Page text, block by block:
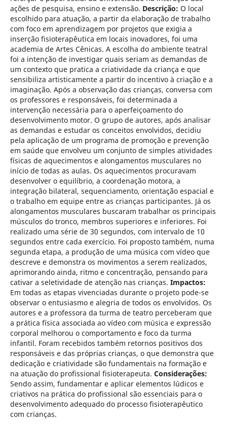
ações de pesquisa, ensino e extensão. Descrição: O local
escolhido para atuação, a partir da elaboração de trabalho
com foco em aprendizagem por projetos que exigia a
inserção fisioterapêutica em locais inovadores, foi uma
academia de Artes Cênicas. A escolha do ambiente teatral
foi a intenção de investigar quais seriam as demandas de
um contexto que pratica a criatividade da criança e que
sensibiliza artisticamente a partir do incentivo à criação e a
imaginação. Após a observação das crianças, conversa com
os professores e responsáveis, foi determinada a
intervenção necessária para o aperfeiçoamento do
desenvolvimento motor. O grupo de autores, após analisar
as demandas e estudar os conceitos envolvidos, decidiu
pela aplicação de um programa de promoção e prevenção
em saúde que envolveu um conjunto de simples atividades
físicas de aquecimentos e alongamentos musculares no
início de todas as aulas. Os aquecimentos procuravam
desenvolver o equilíbrio, a coordenação motora, a
integração bilateral, sequenciamento, orientação espacial e
o trabalho em equipe entre as crianças participantes. Já os
alongamentos musculares buscaram trabalhar os principais
músculos do tronco, membros superiores e inferiores. Foi
realizado uma série de 30 segundos, com intervalo de 10
segundos entre cada exercício. Foi proposto também, numa
segunda etapa, a produção de uma música com vídeo que
descreve e demonstra os movimentos a serem realizados,
aprimorando ainda, ritmo e concentração, pensando para
cativar a seletividade de atenção nas crianças. Impactos:
Em todas as etapas vivenciadas durante o projeto pode-se
observar o entusiasmo e alegria de todos os envolvidos. Os
autores e a professora da turma de teatro perceberam que
a prática física associada ao vídeo com música e expressão
corporal melhorou o comportamento e foco da turma
infantil. Foram recebidos também retornos positivos dos
responsáveis e das próprias crianças, o que demonstra que
dedicação e criatividade são fundamentais na formação e
na atuação do profissional fisioterapeuta. Considerações:
Sendo assim, fundamentar e aplicar elementos lúdicos e
criativos na prática do profissional são essenciais para o
desenvolvimento adequado do processo fisioterapêutico
com crianças.